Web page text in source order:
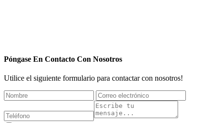
Póngase En Contacto Con Nosotros
Utilice el siguiente formulario para contactar con nosotros!